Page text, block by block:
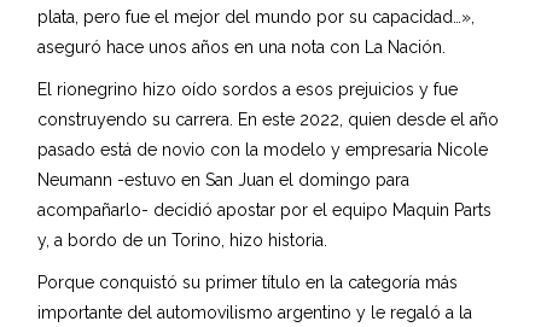
plata, pero fue el mejor del mundo por su capacidad…»,
aseguró hace unos años en una nota con La Nación.
El rionegrino hizo oído sordos a esos prejuicios y fue
construyendo su carrera. En este 2022, quien desde el año
pasado está de novio con la modelo y empresaria Nicole
Neumann -estuvo en San Juan el domingo para
acompañarlo- decidió apostar por el equipo Maquin Parts
y, a bordo de un Torino, hizo historia.
Porque conquistó su primer título en la categoría más
importante del automovilismo argentino y le regaló a la